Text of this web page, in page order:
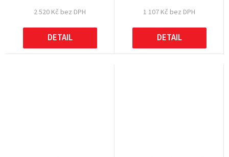
2 520 Kč bez DPH
DETAIL
1 107 Kč bez DPH
DETAIL